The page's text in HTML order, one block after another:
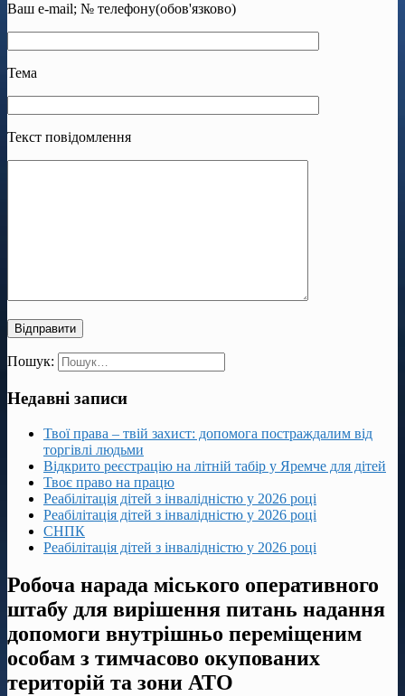
Ваш e-mail; № телефону(обов'язково)
Тема
Текст повідомлення
Пошук:
Недавні записи
Твої права – твій захист: допомога постраждалим від
торгівлі людьми
Відкрито реєстрацію на літній табір у Яремче для дітей
Твоє право на працю
Реабілітація дітей з інвалідністю у 2026 році
Реабілітація дітей з інвалідністю у 2026 році
СНПК
Реабілітація дітей з інвалідністю у 2026 році
Робоча нарада міського оперативного
штабу для вирішення питань надання
допомоги внутрішньо переміщеним
особам з тимчасово окупованих
територій та зони АТО